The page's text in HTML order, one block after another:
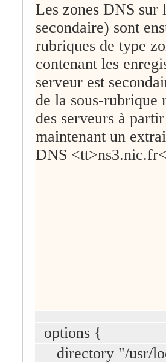
− Les zones DNS
secondaire) sont
rubriques de type
contenant les
serveur est
de la sous-rubrique
des serveurs à
maintenant un
DNS
options {
directory "/usr/